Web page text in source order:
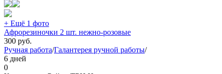
+ Ещё 1 фото
Афрорезиночки 2 шт. нежно-розовые
300 руб.
Ручная работа/Галантерея ручной работы/
6 дней
0